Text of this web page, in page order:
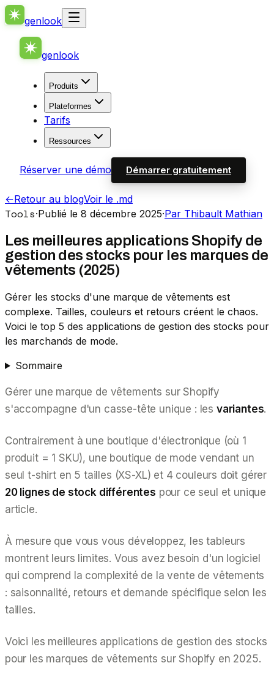
genlook
genlook
Produits
Plateformes
Tarifs
Ressources
Réserver une démo Démarrer gratuitement
←Retour au blogVoir le .md
Tools·Publié le 8 décembre 2025·Par Thibault Mathian
Les meilleures applications Shopify de
gestion des stocks pour les marques de
vêtements (2025)
Gérer les stocks d'une marque de vêtements est
complexe. Tailles, couleurs et retours créent le chaos.
Voici le top 5 des applications de gestion des stocks pour
les marchands de mode.
Sommaire
Gérer une marque de vêtements sur Shopify
s'accompagne d'un casse-tête unique : les variantes.
Contrairement à une boutique d'électronique (où 1
produit = 1 SKU), une boutique de mode vendant un
seul t-shirt en 5 tailles (XS-XL) et 4 couleurs doit gérer
20 lignes de stock différentes pour ce seul et unique
article.
À mesure que vous vous développez, les tableurs
montrent leurs limites. Vous avez besoin d'un logiciel
qui comprend la complexité de la vente de vêtements
: saisonnalité, retours et demande spécifique selon les
tailles.
Voici les meilleures applications de gestion des stocks
pour les marques de vêtements sur Shopify en 2025.